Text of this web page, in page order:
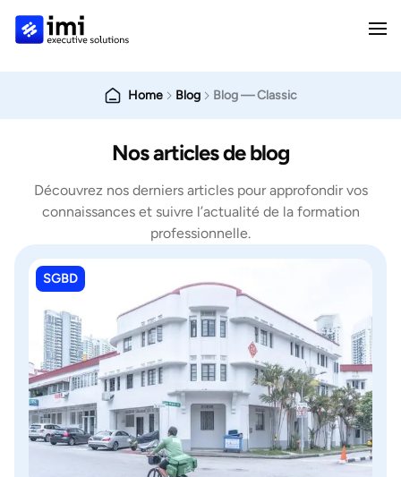
Home Blog Blog — Classic
Nos articles de blog
Découvrez nos derniers articles pour approfondir vos
connaissances et suivre l’actualité de la formation
professionnelle.
SGBD